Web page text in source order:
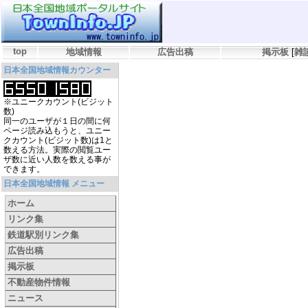
top 地域情報 広告出稿 掲示板 [雑
日本全国地域情報カウンター
※ユニークカウント(ビジット
数)
同一のユーザが１日の間に何
ページ読み込もうと、ユニー
クカウント(ビジット数)は1と
数える方法。実際の閲覧ユー
ザ数に近い人数を数える事が
できます。
日本全国地域情報 メニュー
ホーム
リンク集
鉄道駅別リンク集
広告出稿
掲示板
不動産物件情報
ニュース